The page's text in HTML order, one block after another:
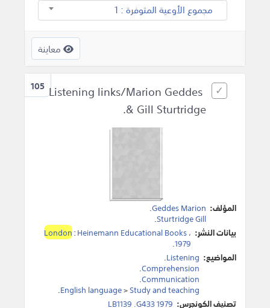
مجموع الأوعية المتوفرة : 1
معاينة
105 Listening links/Marion Geddes
& Gill Sturtridge.
المؤلف: Geddes Marion
.
Sturtridge Gill
.
بيانات النشر:
London:Heinemann Educational Books،
1979
.
المواضيع: Listening
.
Comprehension
.
Communication
.
English language>Study and teaching
.
تصنيف الكونجرس: LB1139 .G433 1979